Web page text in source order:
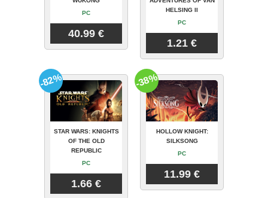
PC
40.99 €
HELSING II
PC
1.21 €
STAR WARS: KNIGHTS
OF THE OLD
REPUBLIC
PC
1.66 €
-82%
HOLLOW KNIGHT:
SILKSONG
PC
11.99 €
-38%